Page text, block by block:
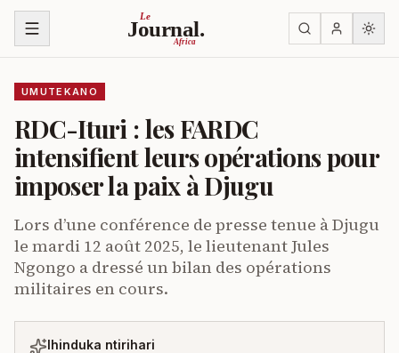
Ja ku biri muri urupapuro
Le
Journal.
Africa
UMUTEKANO
RDC-Ituri : les FARDC
intensifient leurs opérations pour
imposer la paix à Djugu
Lors d’une conférence de presse tenue à Djugu
le mardi 12 août 2025, le lieutenant Jules
Ngongo a dressé un bilan des opérations
militaires en cours.
Ihinduka ntirihari